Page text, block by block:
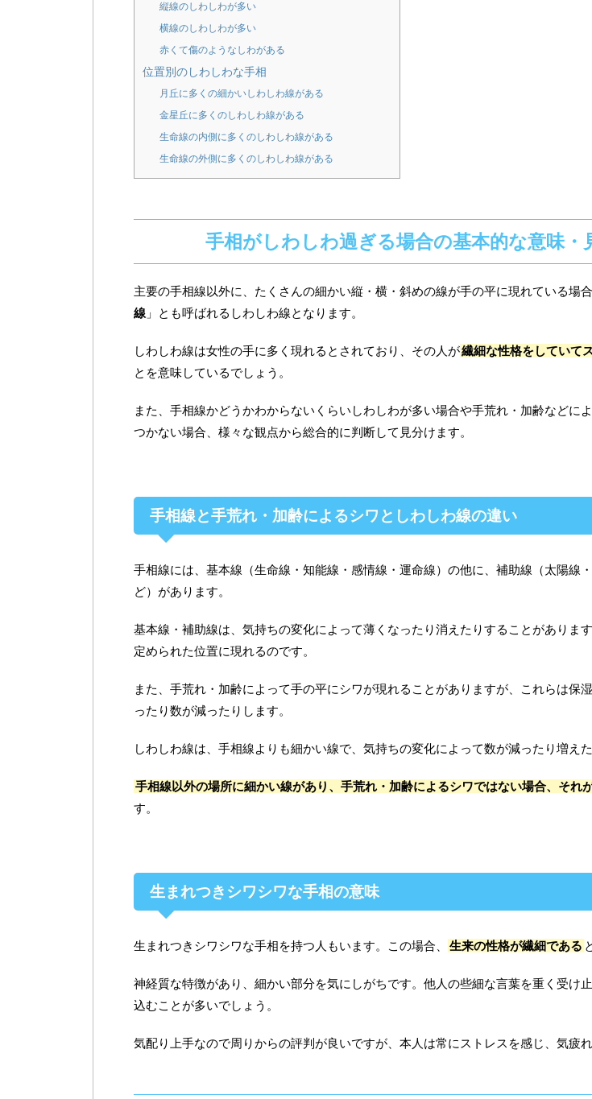
縦線のしわしわが多い
横線のしわしわが多い
赤くて傷のようなしわがある
位置別のしわしわな手相
月丘に多くの細かいしわしわ線がある
金星丘に多くのしわしわ線がある
生命線の内側に多くのしわしわ線がある
生命線の外側に多くのしわしわ線がある
手相がしわしわ過ぎる場合の基本的な意味・
主要の手相線以外に、たくさんの細かい縦・横・斜めの線が手の平に現れている場
線 」とも呼ばれるしわしわ線となります。
しわしわ線は女性の手に多く現れるとされており、その人が繊細な性格をしていて
とを意味しているでしょう。
また、手相線かどうかわからないくらいしわしわが多い場合や手荒れ・加齢などに
つかない場合、様々な観点から総合的に判断して見分けます。
手相線と手荒れ・加齢によるシワとしわしわ線の違い
手相線には、基本線（生命線・知能線・感情線・運命線）の他に、補助線（太陽線
ど）があります。
基本線・補助線は、気持ちの変化によって薄くなったり消えたりすることがありま
定められた位置に現れるのです。
また、手荒れ・加齢によって手の平にシワが現れることがありますが、これらは保
ったり数が減ったりします。
しわしわ線は、手相線よりも細かい線で、気持ちの変化によって数が減ったり増えた
手相線以外の場所に細かい線があり、手荒れ・加齢によるシワではない場合、それ
す。
生まれつきシワシワな手相の意味
生まれつきシワシワな手相を持つ人もいます。この場合、 生来の性格が繊細である
神経質な特徴があり、細かい部分を気にしがちです。他人の些細な言葉を重く受け
込むことが多いでしょう。
気配り上手なので周りからの評判が良いですが、本人は常にストレスを感じ、気疲れ